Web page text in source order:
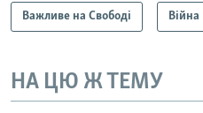
Важливе на Свободі Війна
НА ЦЮ Ж ТЕМУ